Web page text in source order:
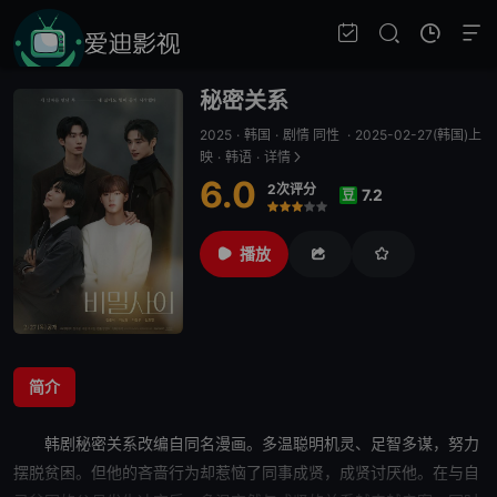
秘密关系
2025 · 韩国 · 剧情 同性 · 2025-02-27(韩国)上
映 · 韩语 · 详情
6.0 2次评分
很差
较差
还行推荐力荐
豆 7.2
播放
简介
韩剧秘密关系改编自同名漫画。多温聪明机灵、足智多谋，努力
摆脱贫困。但他的吝啬行为却惹恼了同事成贤，成贤讨厌他。在与自